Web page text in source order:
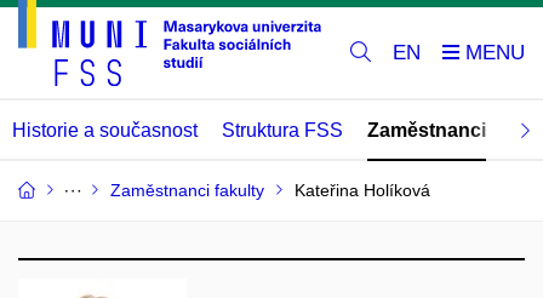
EN
Historie a současnost Struktura FSS Zaměstnanci
Zaměstnanci fakulty Kateřina Holíková